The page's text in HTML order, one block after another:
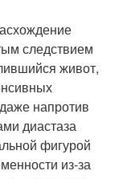
следствием
живот,
напротив
диастаза
фигурой
из-за